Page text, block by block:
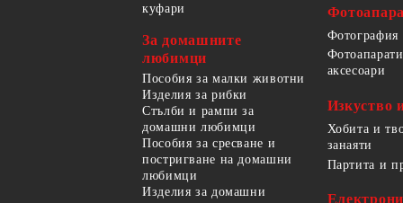
куфари
За домашните
любимци
Пособия за малки животни
Изделия за рибки
Стълби и рампи за
домашни любимци
Пособия за сресване и
постригване на домашни
любимци
Изделия за домашни
Фотография
аксесоари
Изкуство
Хобита и
занаяти
Партита и